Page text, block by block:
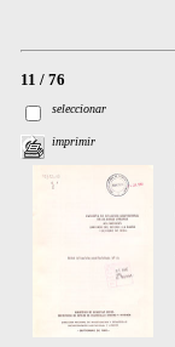
11 / 76
seleccionar
imprimir